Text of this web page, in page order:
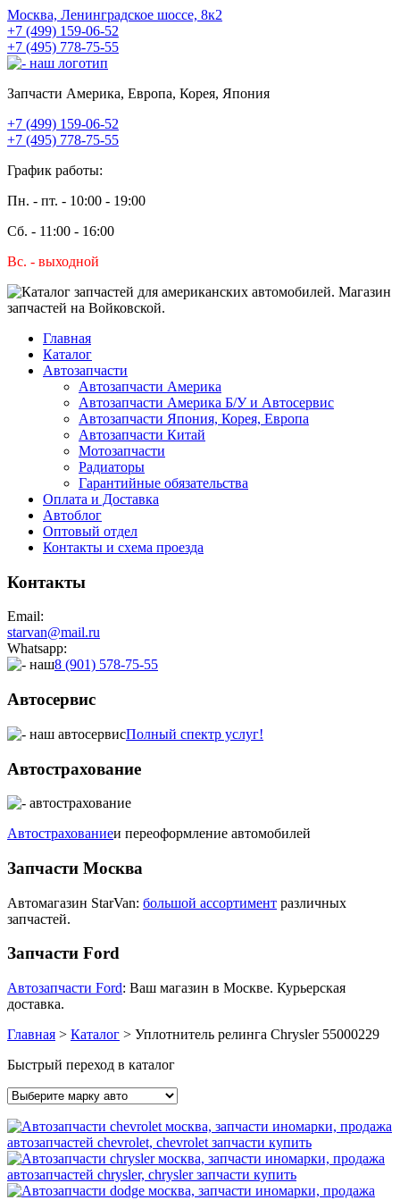
Москва, Ленинградское шоссе, 8к2
+7 (499) 159-06-52
+7 (495) 778-75-55
Запчасти Америка, Европа, Корея, Япония
+7 (499) 159-06-52
+7 (495) 778-75-55
График работы:
Пн. - пт. - 10:00 - 19:00
Сб. - 11:00 - 16:00
Вс. - выходной
Главная
Каталог
Автозапчасти
Автозапчасти Америка
Автозапчасти Америка Б/У и Автосервис
Автозапчасти Япония, Корея, Европа
Автозапчасти Китай
Мотозапчасти
Радиаторы
Гарантийные обязательства
Оплата и Доставка
Автоблог
Оптовый отдел
Контакты и схема проезда
Контакты
Email:
starvan@mail.ru
Whatsapp:
8 (901) 578-75-55
Автосервис
Полный спектр услуг!
Автострахование
Автострахованиеи переоформление автомобилей
Запчасти Москва
Автомагазин StarVan: большой ассортимент различных
запчастей.
Запчасти Ford
Автозапчасти Ford: Ваш магазин в Москве. Курьерская
доставка.
Главная > Каталог > Уплотнитель релинга Chrysler 55000229
Быстрый переход в каталог